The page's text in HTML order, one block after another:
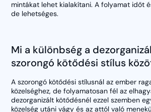
mintákat lehet kialakítani. A folyamat időt
de lehetséges.
Mi a különbség a
szorongó kötődési stílus
A szorongó kötődési stílusnál az ember
közelséghez, de folyamatosan fél az
dezorganizált kötődésnél ezzel szemben
közelség utáni vágy és az attól való